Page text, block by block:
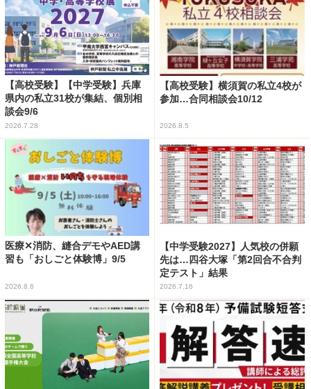
【高校受験】【中学受験】兵庫
県内の私立31校が集結、個別相
談会9/6
2026.7.28
【高校受験】横須賀の私立4校が
参加…合同相談会10/12
2026.8.5
医療✕消防、縫合デモやAED講
習も「おしごと体験博」9/5
2026.8.6
【中学受験2027】人気校の併願
先は…四谷大塚「第2回合不合判
定テスト」結果
2026.7.16